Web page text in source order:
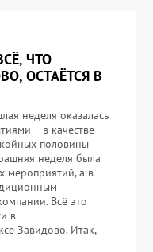
ЧТО
ОСТАЁТСЯ В
неделя оказалась
– в качестве
половины
неделя была
мероприятий, а в
Всё это
в
Завидово. Итак,